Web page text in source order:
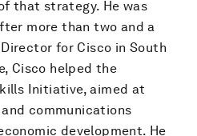
that strategy. He was
more than two and a
for Cisco in South
Cisco helped the
Initiative, aimed at
communications
development. He